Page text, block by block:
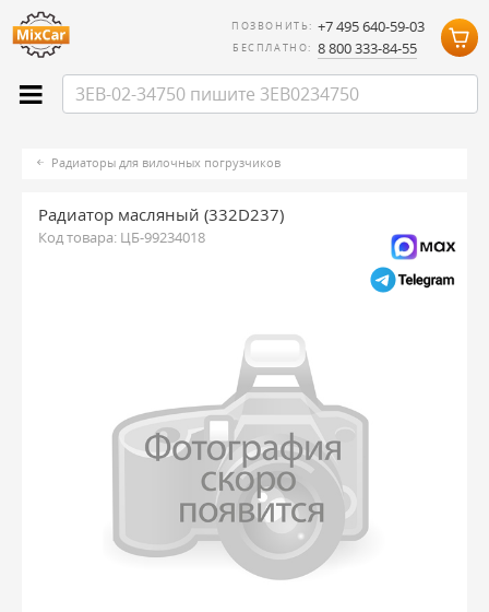
ПОЗВОНИТЬ: +7 495 640-59-03
БЕСПЛАТНО: 8 800 333-84-55
Радиаторы для вилочных погрузчиков
Радиатор масляный (332D237)
Код товара: ЦБ-99234018